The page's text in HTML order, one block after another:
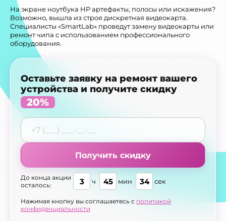
На экране ноутбука HP артефакты, полосы или искажения?
Возможно, вышла из строя дискретная видеокарта.
Специалисты «SmartLab» проведут замену видеокарты или
ремонт чипа с использованием профессионального
оборудования.
Оставьте заявку на ремонт вашего
устройства и получите скидку
20%
Получить скидку
До конца акции
осталось:
3 ч 45 мин 33 сек
Нажимая кнопку вы соглашаетесь с политикой
конфиденциальности